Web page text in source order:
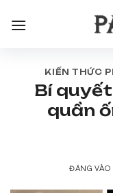
qua
KIẾN THỨC
Bí
quần
ĐĂNG VÀO